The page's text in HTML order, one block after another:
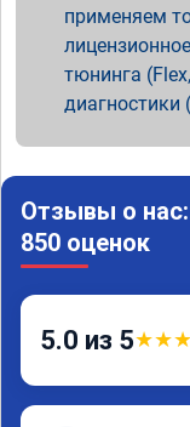
применяем
тюнинга
диагностики
Отзывы о нас:
850 оценок
5.0 из 5★★★